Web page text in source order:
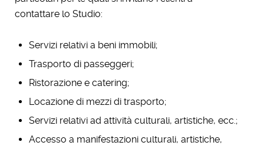
contattare lo Studio:
Servizi relativi a beni immobili;
Trasporto di passeggeri;
Ristorazione e catering;
Locazione di mezzi di trasporto;
Servizi relativi ad attività culturali, artistiche, ecc.;
Accesso a manifestazioni culturali, artistiche,